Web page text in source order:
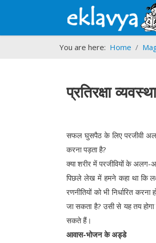
You are here: Home
प्रतिरक्षा
सफल घुसपैठ के लिए परजीवी
करना पड़ता है?
क्या शरीर में परजीवियों के
पिछले लेख में हमने कहा था कि
रणनीतियों को भी निर्धारित
जा सकता है? उसी से यह तय
सकते हैं।
आवास-भोजन के अड्डे